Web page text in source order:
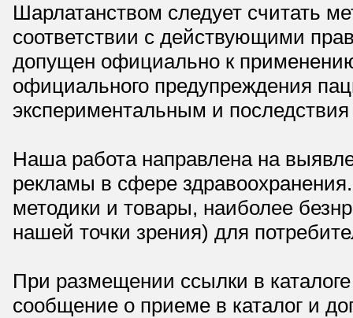
Шарлатанством следует считать
соответствии с действующими
допущен официально к
официального предупреждения
экспериментальным и
Наша работа направлена на
рекламы в сфере
методики и товары, наиболее
нашей точки зрения) для
При размещении ссылки в
сообщение о приеме в каталог и